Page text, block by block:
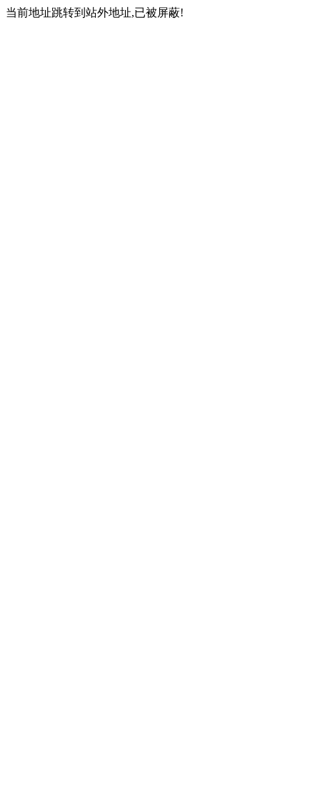
当前地址跳转到站外地址,已被屏蔽!